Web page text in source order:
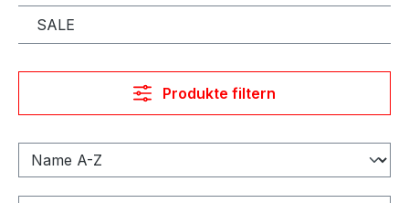
SALE
Produkte filtern